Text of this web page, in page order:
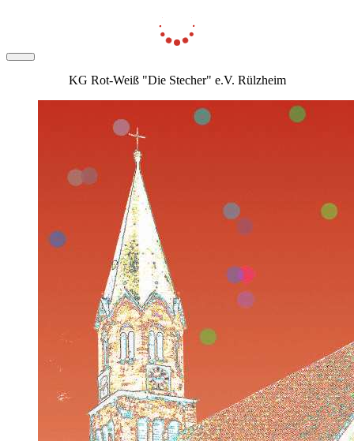
KG Rot-Weiß "Die Stecher" e.V. Rülzheim